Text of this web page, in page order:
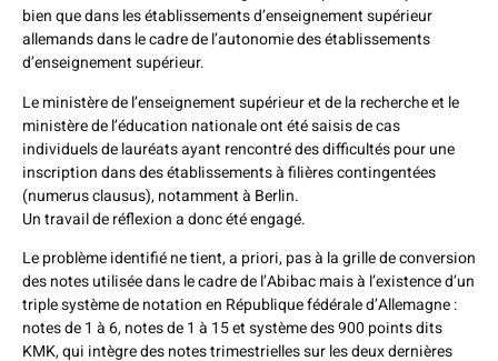
bien que dans les établissements d’enseignement supérieur
allemands dans le cadre de l’autonomie des établissements
d’enseignement supérieur.
Le ministère de l’enseignement supérieur et de la recherche et le
ministère de l’éducation nationale ont été saisis de cas
individuels de lauréats ayant rencontré des difficultés pour une
inscription dans des établissements à filières contingentées
(numerus clausus), notamment à Berlin.
Un travail de réflexion a donc été engagé.
Le problème identifié ne tient, a priori, pas à la grille de conversion
des notes utilisée dans le cadre de l’Abibac mais à l’existence d’un
triple système de notation en République fédérale d’Allemagne :
notes de 1 à 6, notes de 1 à 15 et système des 900 points dits
KMK, qui intègre des notes trimestrielles sur les deux dernières